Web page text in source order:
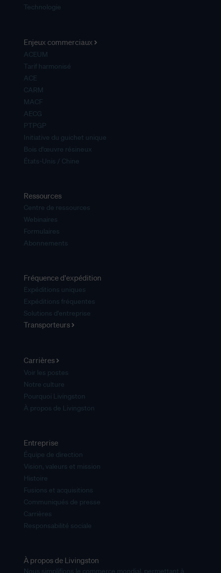
Technologie
Enjeux commerciaux
ACEUM
Tarif harmonisé
ACE
CARM
MACF
AECG
PTPGP
Initiative du guichet unique
Bois d'œuvre résineux
États-Unis / Chine
Ressources
Centre de ressources
Webinaires
Formulaires
Abonnements
Fréquence d'expédition
Expéditions uniques
Expéditions fréquentes
Solutions d'entreprise
Transporteurs
Carrières
Voir les postes
Notre culture
Pourquoi Livingston
À propos de Livingston
Entreprise
Équipe de direction
Vision, valeurs et mission
Histoire
Fusions et acquisitions
Communiqués de presse
Carrières
Responsabilité sociale
À propos de Livingston
Nous simplifions le commerce mondial, permettant à